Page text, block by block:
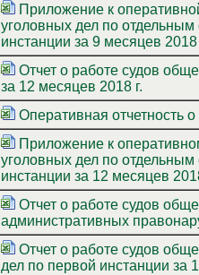
Приложение к
уголовных дел по отдельным
инстанции за 9 месяцев 2018
Отчет о работе судов
за 12 месяцев 2018 г.
Оперативная отчетность
Приложение к
уголовных дел по отдельным
инстанции за 12 месяцев
Отчет о работе судов
административных
Отчет о работе судов
дел по первой инстанции за